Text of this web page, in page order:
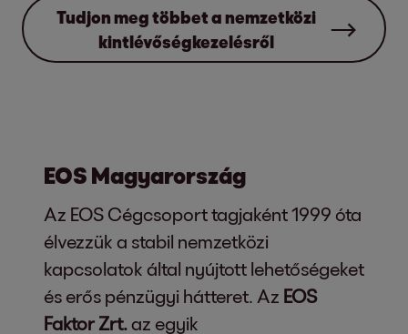
Tudjon meg többet a nemzetközi
kintlévőségkezelésről
EOS Magyarország
Az EOS Cégcsoport tagjaként 1999 óta
élvezzük a stabil nemzetközi
kapcsolatok által nyújtott lehetőségeket
és erős pénzügyi hátteret. Az EOS
Faktor Zrt.az egyik